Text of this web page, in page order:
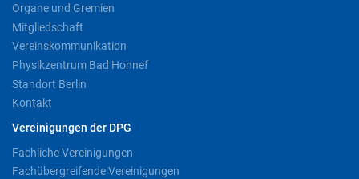
Organe und Gremien
Mitgliedschaft
Vereinskommunikation
Physikzentrum Bad Honnef
Standort Berlin
Kontakt
Vereinigungen der DPG
Fachliche Vereinigungen
Fachübergreifende Vereinigungen